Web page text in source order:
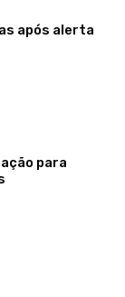
após alerta
para